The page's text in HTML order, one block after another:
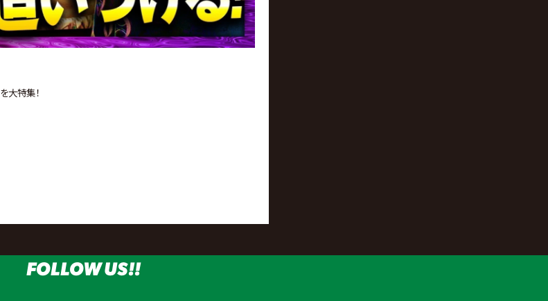
を大特集！
FOLLOW US!!